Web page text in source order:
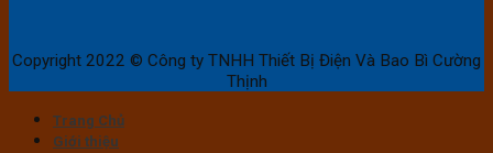
Copyright 2022 © Công ty TNHH Thiết Bị Điện Và Bao Bì Cường
Thịnh
Trang Chủ
Giới thiệu